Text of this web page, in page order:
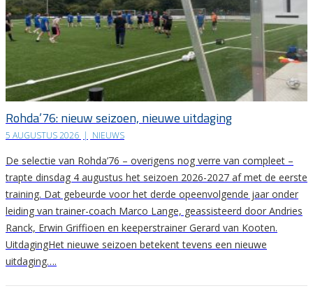
Rohda’76: nieuw seizoen, nieuwe uitdaging
5 AUGUSTUS 2026 | NIEUWS
De selectie van Rohda’76 – overigens nog verre van compleet –
trapte dinsdag 4 augustus het seizoen 2026-2027 af met de eerste
training. Dat gebeurde voor het derde opeenvolgende jaar onder
leiding van trainer-coach Marco Lange, geassisteerd door Andries
Ranck, Erwin Griffioen en keeperstrainer Gerard van Kooten.
UitdagingHet nieuwe seizoen betekent tevens een nieuwe
uitdaging….